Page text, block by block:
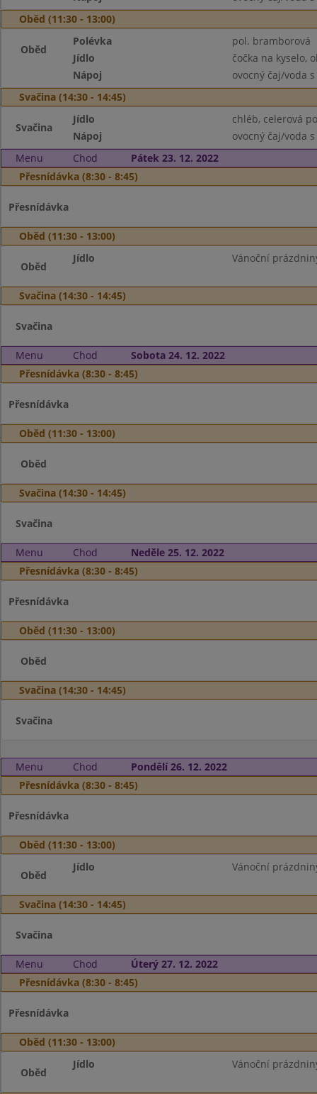
Oběd (11:30 - 13:00)
Oběd
Polévka
pol. bramborová
Jídlo
čočka na kyselo,
Nápoj
ovocný čaj/voda
Svačina (14:30 - 14:45)
Svačina
Jídlo
chléb, celerová
Nápoj
ovocný čaj/voda
Menu
Chod
Pátek 23. 12. 2022
Přesnídávka (8:30 - 8:45)
Přesnídávka
Oběd (11:30 - 13:00)
Oběd
Jídlo Vánoční
Svačina (14:30 - 14:45)
Svačina
Menu Chod
Sobota 24. 12. 2022
Přesnídávka (8:30 - 8:45)
Přesnídávka
Oběd (11:30 - 13:00)
Oběd
Svačina (14:30 - 14:45)
Svačina
Menu Chod
Neděle 25. 12. 2022
Přesnídávka (8:30 - 8:45)
Přesnídávka
Oběd (11:30 - 13:00)
Oběd
Svačina (14:30 - 14:45)
Svačina
Menu Chod
Pondělí 26. 12. 2022
Přesnídávka (8:30 - 8:45)
Přesnídávka
Oběd (11:30 - 13:00)
Oběd
Jídlo Vánoční
Svačina (14:30 - 14:45)
Svačina
Menu Chod
Úterý 27. 12. 2022
Přesnídávka (8:30 - 8:45)
Přesnídávka
Oběd (11:30 - 13:00)
Oběd
Jídlo Vánoční